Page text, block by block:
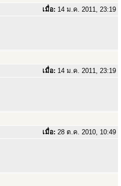
เมื่อ: 14 ม.ค. 2011, 23:19
เมื่อ: 14 ม.ค. 2011, 23:19
เมื่อ: 28 ต.ค. 2010, 10:49